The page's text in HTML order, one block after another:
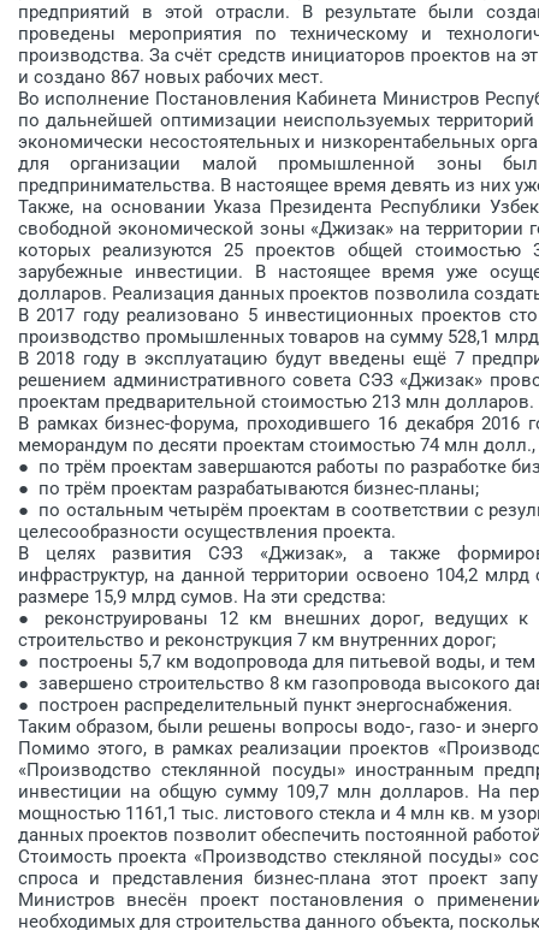
предприятий в этой отрасли. В результате были
проведены мероприятия по техническому и
производства. За счёт средств инициаторов проектов на
и создано 867 новых рабочих мест.
Во исполнение Постановления Кабинета Министров
по дальнейшей оптимизации неиспользуемых
экономически несостоятельных и низкорентабельных
для организации малой промышленной зоны
предпринимательства. В настоящее время девять из них
Также, на основании Указа Президента Республики
свободной экономической зоны «Джизак» на
которых реализуются 25 проектов общей
зарубежные инвестиции. В настоящее время уже
долларов. Реализация данных проектов позволила
В 2017 году реализовано 5 инвестиционных проектов
производство промышленных товаров на сумму 528,1
В 2018 году в эксплуатацию будут введены ещё 7
решением административного совета СЭЗ «Джизак»
проектам предварительной стоимостью 213 млн долларов.
В рамках бизнес-форума, проходившего 16 декабря
меморандум по десяти проектам стоимостью 74 млн
● по трём проектам завершаются работы по разработке
● по трём проектам разрабатываются бизнес-планы;
● по остальным четырём проектам в соответствии с
целесообразности осуществления проекта.
В целях развития СЭЗ «Джизак», а также
инфраструктур, на данной территории освоено 104,2
размере 15,9 млрд сумов. На эти средства:
● реконструированы 12 км внешних дорог, ведущих
строительство и реконструкция 7 км внутренних дорог;
● построены 5,7 км водопровода для питьевой воды, и
● завершено строительство 8 км газопровода высокого
● построен распределительный пункт энергоснабжения.
Таким образом, были решены вопросы водо-, газо- и
Помимо этого, в рамках реализации проектов
«Производство стеклянной посуды» иностранным
инвестиции на общую сумму 109,7 млн долларов. На
мощностью 1161,1 тыс. листового стекла и 4 млн кв. м
данных проектов позволит обеспечить постоянной
Стоимость проекта «Производство стекляной посуды»
спроса и представления бизнес-плана этот проект
Министров внесён проект постановления о
необходимых для строительства данного объекта,